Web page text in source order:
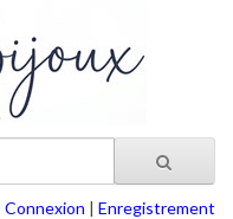
Connexion | Enregistrement